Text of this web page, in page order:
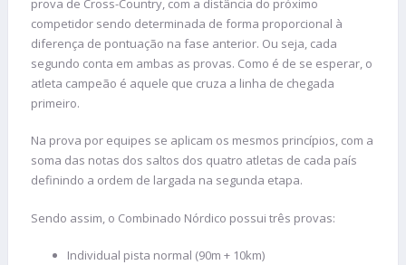
prova de Cross-Country, com a distância do próximo
competidor sendo determinada de forma proporcional à
diferença de pontuação na fase anterior. Ou seja, cada
segundo conta em ambas as provas. Como é de se esperar, o
atleta campeão é aquele que cruza a linha de chegada
primeiro.
Na prova por equipes se aplicam os mesmos princípios, com a
soma das notas dos saltos dos quatro atletas de cada país
definindo a ordem de largada na segunda etapa.
Sendo assim, o Combinado Nórdico possui três provas:
Individual pista normal (90m + 10km)